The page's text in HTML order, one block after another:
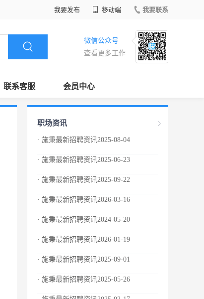
我要发布 移动端 我要联系
微信公众号
查看更多工作
联系客服 会员中心
职场资讯
· 施秉最新招聘资讯2025-08-04
· 施秉最新招聘资讯2025-06-23
· 施秉最新招聘资讯2025-09-22
· 施秉最新招聘资讯2026-03-16
· 施秉最新招聘资讯2024-05-20
· 施秉最新招聘资讯2026-01-19
· 施秉最新招聘资讯2025-09-01
· 施秉最新招聘资讯2025-05-26